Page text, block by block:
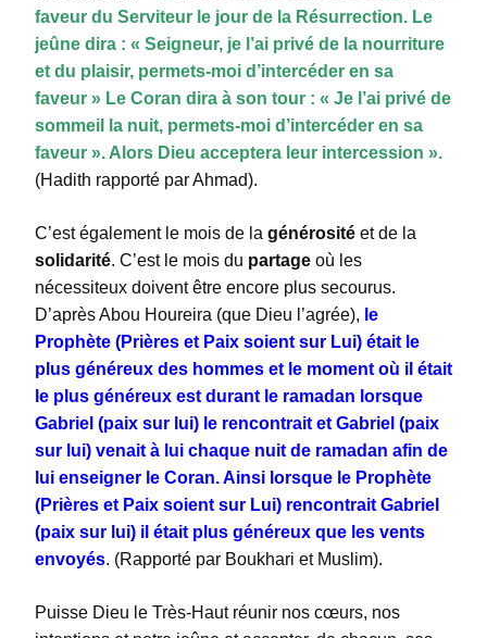
faveur du Serviteur le jour de la Résurrection. Le
jeûne dira : « Seigneur, je l’ai privé de la nourriture
et du plaisir, permets-moi d’intercéder en sa
faveur » Le Coran dira à son tour : « Je l’ai privé de
sommeil la nuit, permets-moi d’intercéder en sa
faveur ». Alors Dieu acceptera leur intercession ».
(Hadith rapporté par Ahmad).
C’est également le mois de la générosité et de la
solidarité. C’est le mois du partage où les
nécessiteux doivent être encore plus secourus.
D’après Abou Houreira (que Dieu l’agrée), le
Prophète (Prières et Paix soient sur Lui) était le
plus généreux des hommes et le moment où il était
le plus généreux est durant le ramadan lorsque
Gabriel (paix sur lui) le rencontrait et Gabriel (paix
sur lui) venait à lui chaque nuit de ramadan afin de
lui enseigner le Coran. Ainsi lorsque le Prophète
(Prières et Paix soient sur Lui) rencontrait Gabriel
(paix sur lui) il était plus généreux que les vents
envoyés. (Rapporté par Boukhari et Muslim).
Puisse Dieu le Très-Haut réunir nos cœurs, nos